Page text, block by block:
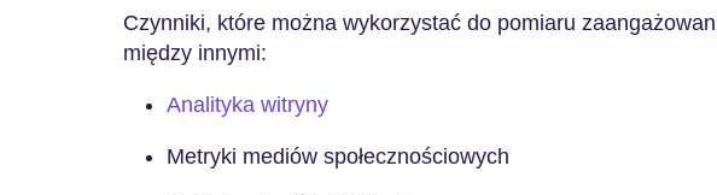
Czynniki, które można wykorzystać do pomiaru
między innymi:
Analityka witryny
Metryki mediów społecznościowych